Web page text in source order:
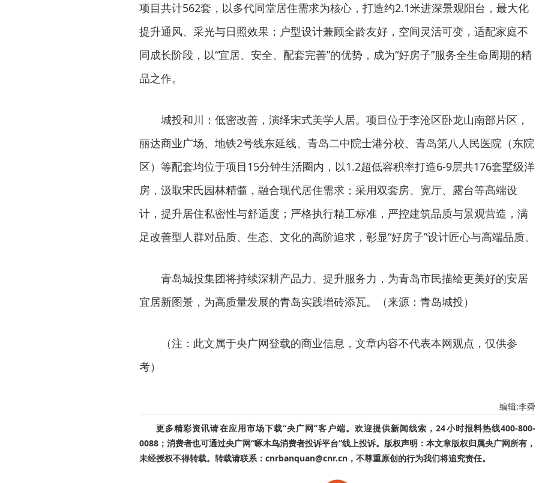
项目共计562套，以多代同堂居住需求为核心，打造约2.1米进深景观阳台，最大化
提升通风、采光与日照效果；户型设计兼顾全龄友好，空间灵活可变，适配家庭不
同成长阶段，以“宜居、安全、配套完善”的优势，成为“好房子”服务全生命周期的精
品之作。
城投和川：低密改善，演绎宋式美学人居。项目位于李沧区卧龙山南部片区，
丽达商业广场、地铁2号线东延线、青岛二中院士港分校、青岛第八人民医院（东院
区）等配套均位于项目15分钟生活圈内，以1.2超低容积率打造6-9层共176套墅级洋
房，汲取宋氏园林精髓，融合现代居住需求；采用双套房、宽厅、露台等高端设
计，提升居住私密性与舒适度；严格执行精工标准，严控建筑品质与景观营造，满
足改善型人群对品质、生态、文化的高阶追求，彰显“好房子”设计匠心与高端品质。
青岛城投集团将持续深耕产品力、提升服务力，为青岛市民描绘更美好的安居
宜居新图景，为高质量发展的青岛实践增砖添瓦。（来源：青岛城投）
（注：此文属于央广网登载的商业信息，文章内容不代表本网观点，仅供参
考）
编辑:李舜
更多精彩资讯请在应用市场下载“央广网”客户端。欢迎提供新闻线索，24小时报料热线400-800-
0088；消费者也可通过央广网“啄木鸟消费者投诉平台”线上投诉。版权声明：本文章版权归属央广网所有，
未经授权不得转载。转载请联系：cnrbanquan@cnr.cn，不尊重原创的行为我们将追究责任。